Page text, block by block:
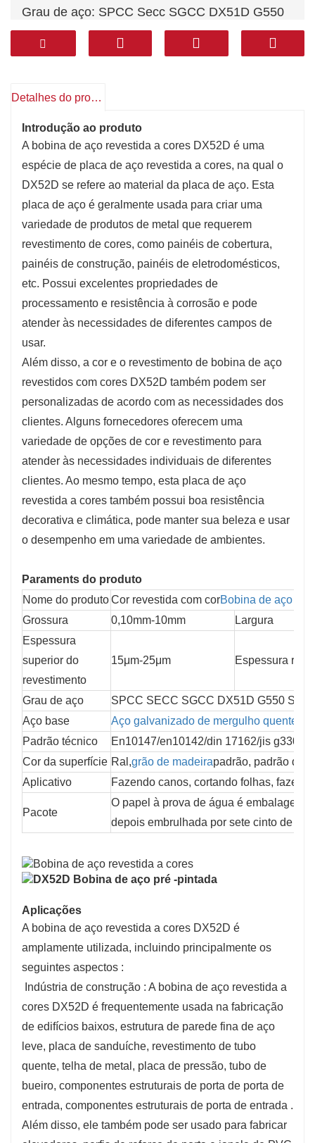
Grau de aço: SPCC Secc SGCC DX51D G550
S550 S350 ETC.
Aço base: aço galvanizado por queda quente,
Embalagem: pacote de exportação de Stanard
Detalhes do produto
Introdução ao produto
A bobina de aço revestida a cores DX52D é uma
espécie de placa de aço revestida a cores, na qual o
DX52D se refere ao material da placa de aço. Esta
placa de aço é geralmente usada para criar uma
variedade de produtos de metal que requerem
revestimento de cores, como painéis de cobertura,
painéis de construção, painéis de eletrodomésticos,
etc. Possui excelentes propriedades de
processamento e resistência à corrosão e pode
atender às necessidades de diferentes campos de
usar.
Além disso, a cor e o revestimento de bobina de aço
revestidos com cores DX52D também podem ser
personalizadas de acordo com as necessidades dos
clientes. Alguns fornecedores oferecem uma
variedade de opções de cor e revestimento para
atender às necessidades individuais de diferentes
clientes. Ao mesmo tempo, esta placa de aço
revestida a cores também possui boa resistência
decorativa e climática, pode manter sua beleza e usar
o desempenho em uma variedade de ambientes.
Paraments do produto
Nome do produtoCor revestida com corBobina de aço
Grossura
0,10mm-10mm
Largura
Espessura
superior do
revestimento
15μm-25μm Espessura
Grau de aço
SPCC SECC SGCC DX51D G550
Aço base
Aço galvanizado de mergulho quente
Padrão técnico
En10147/en10142/din 17162/jis g3302/
Cor da superfície Ral,grão de madeirapadrão, padrão de
Aplicativo
Fazendo canos, cortando folhas,
Pacote
O papel à prova de água é embalagem
depois embrulhada por sete cinto de
Aplicações
A bobina de aço revestida a cores DX52D é
amplamente utilizada, incluindo principalmente os
seguintes aspectos ‌:
‌ Indústria de construção ‌: A bobina de aço revestida a
cores DX52D é frequentemente usada na fabricação
de edifícios baixos, estrutura de parede fina de aço
leve, placa de sanduíche, revestimento de tubo
quente, telha de metal, placa de pressão, tubo de
bueiro, componentes estruturais de porta de porta de
entrada, componentes estruturais de porta de entrada ‌.
Além disso, ele também pode ser usado para fabricar